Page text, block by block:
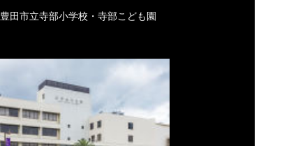
豊田市立寺部小学校・寺部こども園